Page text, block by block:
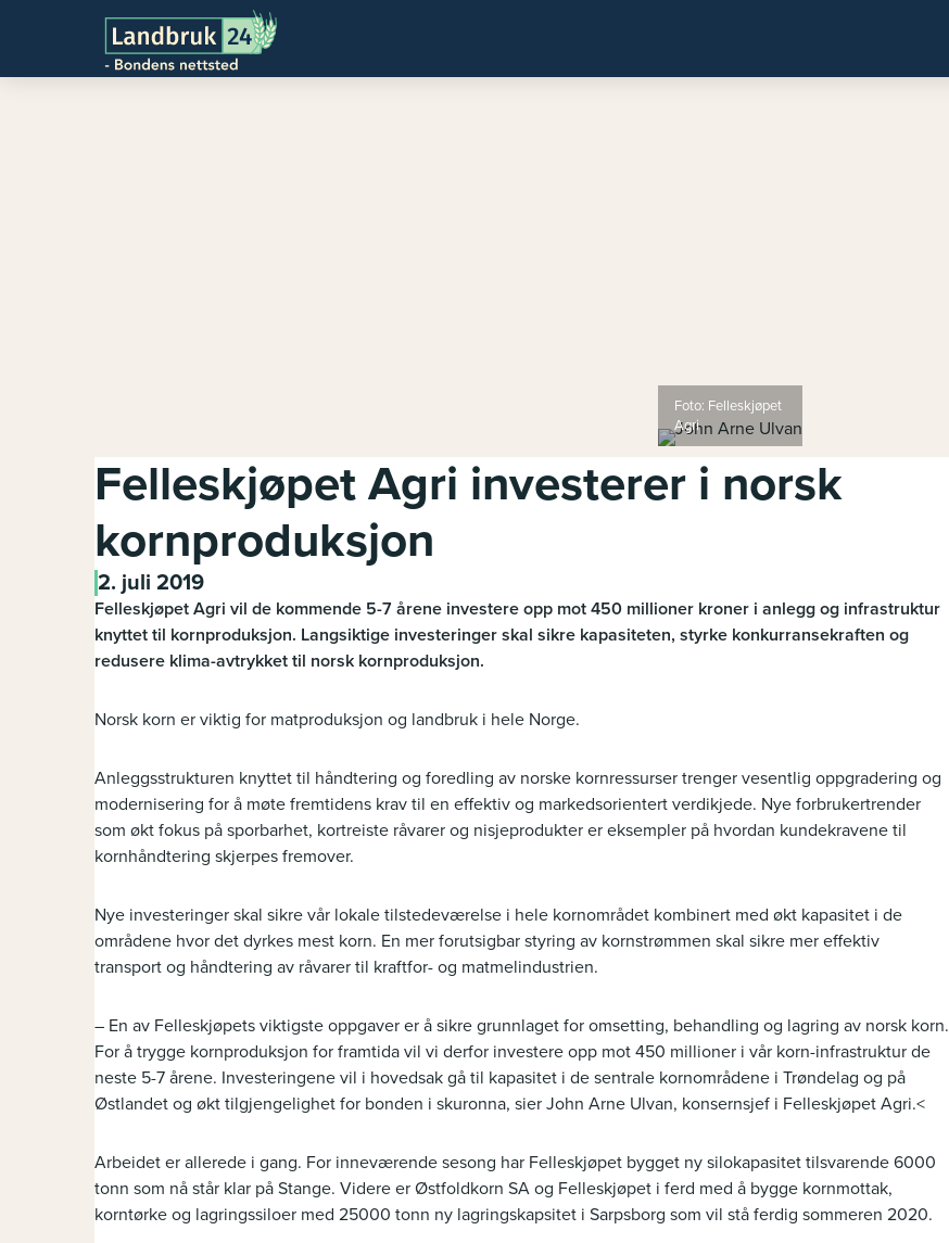
Foto: Felleskjøpet
Agri
Felleskjøpet Agri investerer i norsk
kornproduksjon
2. juli 2019
Felleskjøpet Agri vil de kommende 5-7 årene investere opp mot 450 millioner kroner i anlegg og infrastruktur
knyttet til kornproduksjon. Langsiktige investeringer skal sikre kapasiteten, styrke konkurransekraften og
redusere klima-avtrykket til norsk kornproduksjon.
Norsk korn er viktig for matproduksjon og landbruk i hele Norge.
Anleggsstrukturen knyttet til håndtering og foredling av norske kornressurser trenger vesentlig oppgradering og
modernisering for å møte fremtidens krav til en effektiv og markedsorientert verdikjede. Nye forbrukertrender
som økt fokus på sporbarhet, kortreiste råvarer og nisjeprodukter er eksempler på hvordan kundekravene til
kornhåndtering skjerpes fremover.
Nye investeringer skal sikre vår lokale tilstedeværelse i hele kornområdet kombinert med økt kapasitet i de
områdene hvor det dyrkes mest korn. En mer forutsigbar styring av kornstrømmen skal sikre mer effektiv
transport og håndtering av råvarer til kraftfor- og matmelindustrien.
– En av Felleskjøpets viktigste oppgaver er å sikre grunnlaget for omsetting, behandling og lagring av norsk korn.
For å trygge kornproduksjon for framtida vil vi derfor investere opp mot 450 millioner i vår korn-infrastruktur de
neste 5-7 årene. Investeringene vil i hovedsak gå til kapasitet i de sentrale kornområdene i Trøndelag og på
Østlandet og økt tilgjengelighet for bonden i skuronna, sier John Arne Ulvan, konsernsjef i Felleskjøpet Agri.<
Arbeidet er allerede i gang. For inneværende sesong har Felleskjøpet bygget ny silokapasitet tilsvarende 6000
tonn som nå står klar på Stange. Videre er Østfoldkorn SA og Felleskjøpet i ferd med å bygge kornmottak,
korntørke og lagringssiloer med 25000 tonn ny lagringskapsitet i Sarpsborg som vil stå ferdig sommeren 2020.